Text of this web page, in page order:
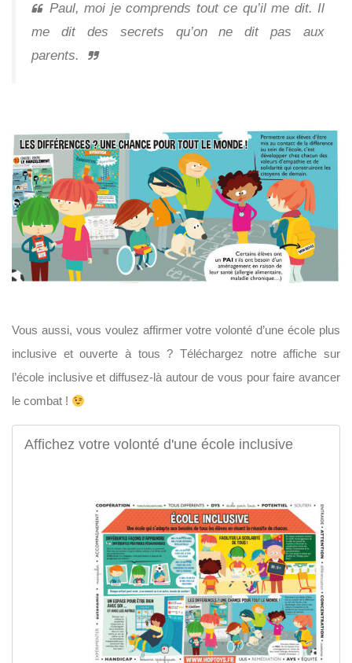
Paul, moi je comprends tout ce qu’il me dit. Il
me dit des secrets qu’on ne dit pas aux
parents.
Vous aussi, vous voulez affirmer votre volonté d’une école plus
inclusive et ouverte à tous ? Téléchargez notre affiche sur
l’école inclusive et diffusez-là autour de vous pour faire avancer
le combat !
Affichez votre volonté d'une école inclusive